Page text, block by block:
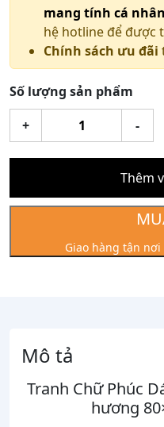
mang tính cá
hệ hotline để được
Chính sách ưu đãi
Số lượng sản phẩm
-
Chữ
Phúc
Vàng
gỗ
+
Thêm
Giao hàng tận
Mô tả
Tranh Chữ Phúc
hương